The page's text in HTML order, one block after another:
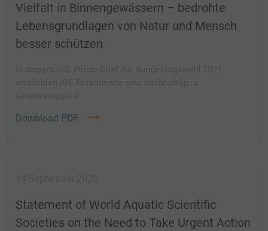
Vielfalt in Binnengewässern – bedrohte
Lebensgrundlagen von Natur und Mensch
besser schützen
Download PDF
Statement of World Aquatic Scientific
Societies on the Need to Take Urgent Action